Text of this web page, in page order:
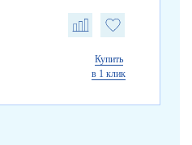
Купить
в 1 клик